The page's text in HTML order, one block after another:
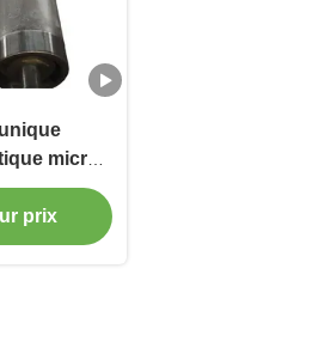
micro-
à vis
adapté à
PVC
prix